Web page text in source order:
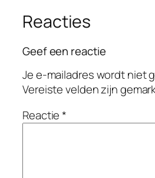
Reacties
Geef een reactie
Je e-mailadres wordt niet
Vereiste velden zijn
Reactie*